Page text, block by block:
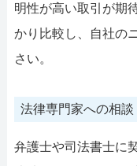
明性が高い取引が期
かり比較し、自社の
さい。
法律専門家への相談
弁護士や司法書士に